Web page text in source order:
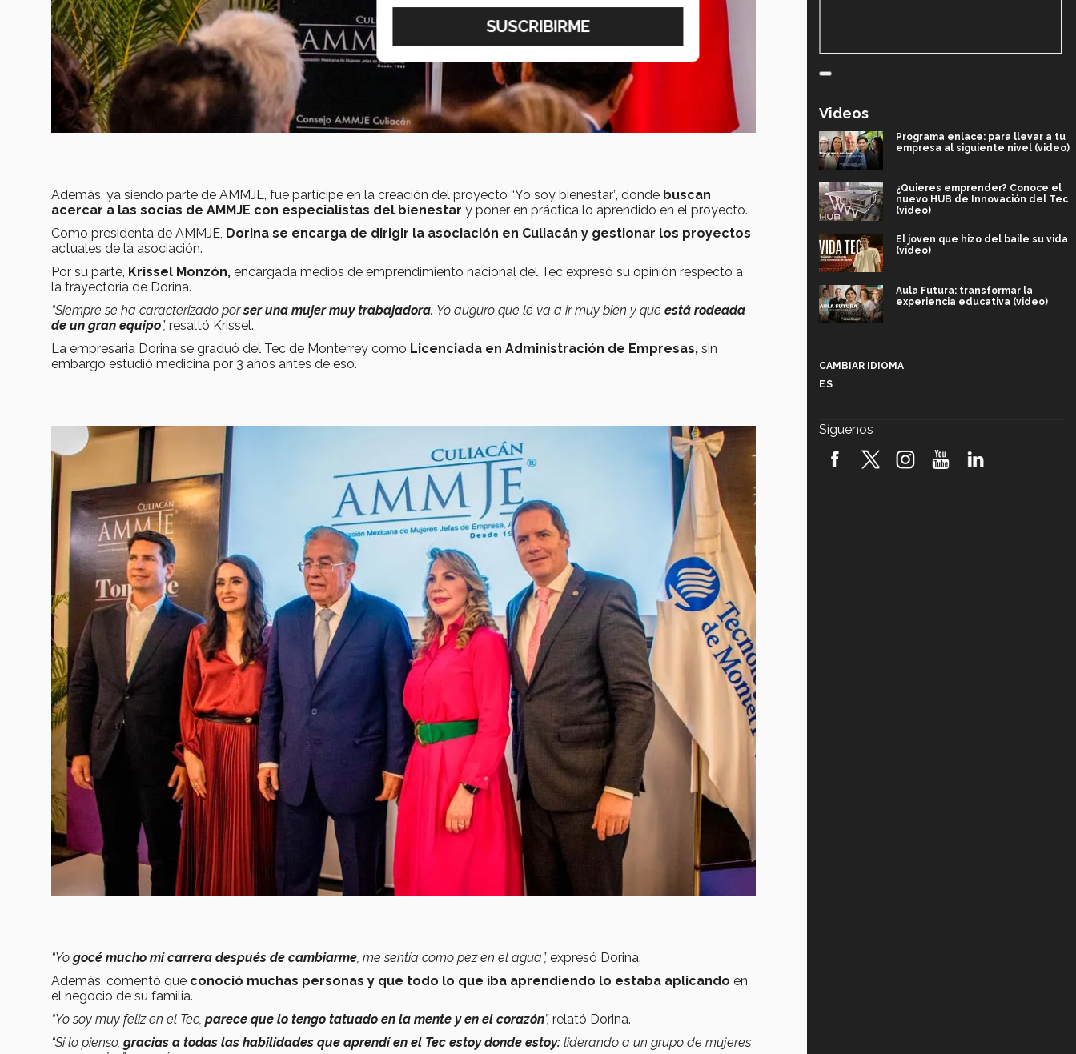
Además, ya siendo parte de AMMJE, fue partícipe en la creación del proyecto “Yo soy bienestar”, donde buscan
acercar a las socias de AMMJE con especialistas del bienestar y poner en práctica lo aprendido en el proyecto.
Como presidenta de AMMJE, Dorina se encarga de dirigir la asociación en Culiacán y gestionar los proyectos
actuales de la asociación.
Por su parte, Krissel Monzón, encargada medios de emprendimiento nacional del Tec expresó su opinión respecto a
la trayectoria de Dorina.
“Siempre se ha caracterizado porser una mujer muy trabajadora. Yo auguro que le va a ir muy bien y que está rodeada
de un gran equipo”, resaltó Krissel.
La empresaria Dorina se graduó del Tec de Monterrey como Licenciada en Administración de Empresas, sin
embargo estudió medicina por 3 años antes de eso.
“Yo gocé mucho mi carrera después de cambiarme, me sentía como pez en el agua”, expresó Dorina.
Además, comentó que conoció muchas personas y que todo lo que iba aprendiendo lo estaba aplicando en
el negocio de su familia.
“Yo soy muy feliz en el Tec, parece que lo tengo tatuado en la mente y en el corazón”, relató Dorina.
“Si lo pienso, gracias a todas las habilidades que aprendí en el Tec estoy donde estoy: liderando a un grupo de mujeres
Videos
Programa enlace: para llevar a tu
empresa al siguiente nivel (video)
¿Quieres emprender? Conoce el
nuevo HUB de Innovación del Tec
(video)
El joven que hizo del baile su vida
(video)
Aula Futura: transformar la
experiencia educativa (video)
robótica FIRST 2026! (video)
CAMBIAR IDIOMA
ES
Síguenos